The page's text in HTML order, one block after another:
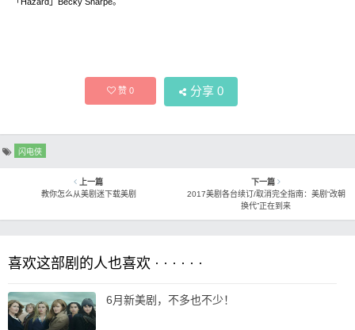
赞0 分享 0
闪电侠
上一篇
教你怎么从美剧迷下载美剧
下一篇
2017美剧各台续订/取消完全指南：美剧“改朝
换代”正在到来
喜欢这部剧的人也喜欢 · · · · · ·
6月新美剧，不多也不少！